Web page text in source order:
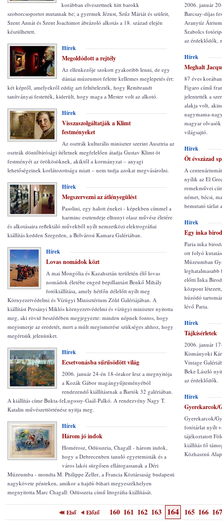
korábban elveszettnek hitt barokk
szoborcsoportot mutatnak be; a gyermek Jézust, Szűz Máriát és szüleit,
Szent Annát és Szent Joachimot ábrázoló alkotás a 18. század elején
készülhetett.
Hírek
Megoldódott a rejtély
Az ellenkezője szokott gyakoribb lenni, de egy
dániai múzeumot felette kellemes meglepetés ért:
két képről, amelyekről eddig azt feltételezték, hogy Rembrandt
tanítványai festették, kiderült, hogy maga a Mester volt az alkotó.
Hírek
Visszaszolgáltatják a Klimt
festményeket
Az osztrák kulturális miniszter szerint Ausztria az
osztrák döntőbírósági ítéletnek megfelelően átadja Gustav Klimt öt
festményét az örökösöknek, akiktől a kormányzat – anyagi
lehetőségeinek korlátozottsága miatt – nem tudja azokat megvásárolni.
Hírek
Megszervezni az átlényegülést
Pasolini, egy halott énekei - képekben címmel a
harminc esztendeje elhunyt olasz művész életére
és alkotásaira reflektáló művekből nyílt nemzetközi elektrográfiai
kiállítás kedden Szegeden, a Belvárosi Kamara Galériában.
Hírek
Lovas nomádok közt
A mai Mongólia és Kazahsztán területén élő lovas
nomádok életébe enged bepillantást Benkő Mihály
fotókiállítása, amely hétfőn délelőtt nyílt meg
Környezetvédelmi és Vízügyi Minisztérium Zöld Galériájában. A
kiállítást Persányi Miklós környezetvédelmi és vízügyi miniszter nyitotta
meg, aki rövid beszédében megjegyezte: minden népnek fontos, hogy
megismerje az eredetét, mert a múlt megismerése szükséges ahhoz, hogy
megértsük jelenünket.
Hírek
Ecsetvonásba sűrűsödött világ
2006. január 24-én 18-órakor lesz a megnyitója
a Kozák Gábor magángyűjteményéból
rendezendő kiállításrnak a Bartók 32 galériában.
A kiállítás címe Bukta-feLugossy-Gaál-Palkó. A rendezvény Nagy T.
Katalin művészettörténész nyitja meg.
Hírek
Három jó indok
Homérosz, Odüsszeia, Chagall - három indok,
hogy a Debrecenben tanuló egyetemisták és a
város lakói sürgősen ellátogassanak a Déri
Múzeumba - mondta M. Philippe Zeller, a Francia Köztársaság budapesti
nagykövete pénteken, amikor a hajdú-bihari megyeszékhelyen
megnyitotta Marc Chagall: Odüsszeia című litográfia-kiállítását.
2006. január
Barcsay-díjas
Aranytíz
Szabolcs
az érdeklődők,
Hírek
Meghalt
87 éves
Figaro című
jelentették a
alakja volt,
nagymama-
magyar
világsajtó.
Hírek
Öt évszázad
A
nyílik az El
remekművei
német, bécsi,
bemutató tárlat
Hírek
Egy inka
Paria inka
ott folyó
Múzeumban
előtti Inka
központ
húzódó
lévő Paria.
Hírek
Tájkísérletek
2006. január
Kismányoki
Vintage
Beke László
az érdeklődők.
Hírek
Gyerekarcok/
Gyerekarcok/
fotótárlat nyílt
tájékoztatott
kiállítás fő
Közhasznú
Első Előző 160 161 162 163 164 165 166 167